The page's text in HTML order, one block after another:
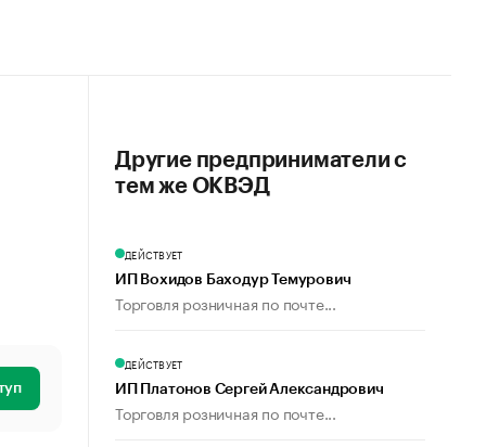
Другие предприниматели с
тем же ОКВЭД
ДЕЙСТВУЕТ
ИП Вохидов Баходур Темурович
Торговля розничная по почте...
ДЕЙСТВУЕТ
ИП Платонов Сергей Александрович
Торговля розничная по почте...